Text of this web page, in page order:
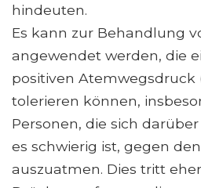
hindeuten.
Es kann zur Behandlung
angewendet werden, die
positiven Atemwegsdruck
tolerieren können,
Personen, die sich
es schwierig ist, gegen
auszuatmen. Dies tritt